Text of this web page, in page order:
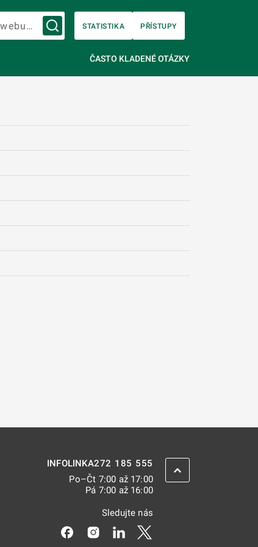
Vyhledávání na webu…
STATISTIKA PŘÍSTUPY
ČASTO KLADENÉ OTÁZKY
INFOLINKA272 185 555
Po–Čt 7:00 až 17:00
Pá 7:00 až 16:00
Sledujte nás
Odkaz se otevře na nové kartě
Odkaz se otevře na nové kartě
Odkaz se otevře na nové
ZPĚT NAHORU